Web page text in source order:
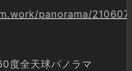
panorama/
度全天球パノラマ